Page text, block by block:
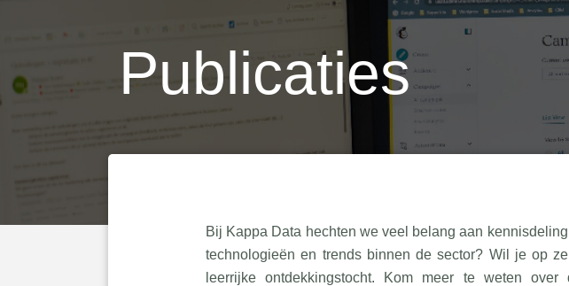
WiFi
Switching
Secure Remote Connectivity
Endpoint Security
Cloud Security
Publicaties
Bij Kappa Data hechten we veel belang aan
technologieën en trends binnen de sector? Wil je op
leerrijke ontdekkingstocht. Kom meer te weten